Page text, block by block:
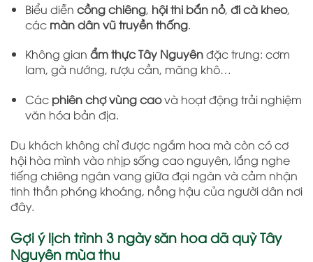
Biểu diễn cồng chiêng, hội thi bắn nỏ, đi cà kheo,
các màn dân vũ truyền thống.
Không gian ẩm thực Tây Nguyênđặc trưng: cơm
lam, gà nướng, rượu cần, măng khô…
Các phiên chợ vùng caovà hoạt động trải nghiệm
văn hóa bản địa.
Du khách không chỉ được ngắm hoa mà còn có cơ
hội hòa mình vào nhịp sống cao nguyên, lắng nghe
tiếng chiêng ngân vang giữa đại ngàn và cảm nhận
tinh thần phóng khoáng, nồng hậu của người dân nơi
đây.
Gợi ý lịch trình 3 ngày săn hoa dã quỳ Tây
Nguyên mùa thu